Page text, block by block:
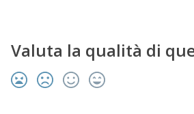
Valuta la qualità di